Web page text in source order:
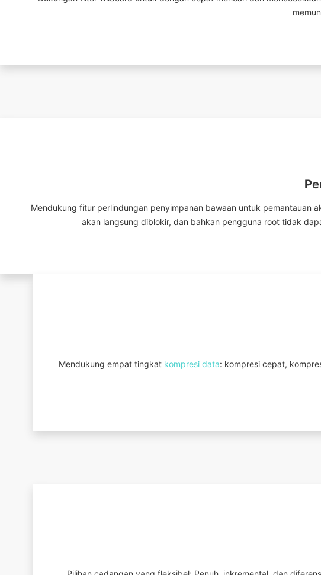
Mendukung fitur perlindungan penyimpanan bawaan untuk pemantauan
akan langsung diblokir, dan bahkan pengguna root tidak
Mendukung empat tingkat kompresi data: kompresi cepat,